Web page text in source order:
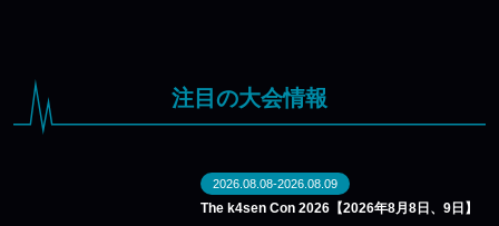
注目の大会情報
2026.08.08-2026.08.09
The k4sen Con 2026【2026年8月8日、9日】